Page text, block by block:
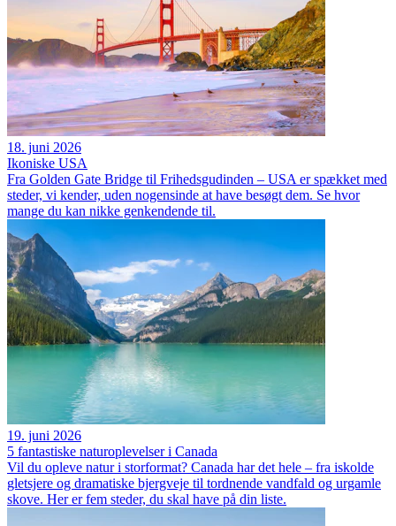
18. juni 2026
Ikoniske USA
Fra Golden Gate Bridge til Frihedsgudinden – USA er spækket med
steder, vi kender, uden nogensinde at have besøgt dem. Se hvor
mange du kan nikke genkendende til.
19. juni 2026
5 fantastiske naturoplevelser i Canada
Vil du opleve natur i storformat? Canada har det hele – fra iskolde
gletsjere og dramatiske bjergveje til tordnende vandfald og urgamle
skove. Her er fem steder, du skal have på din liste.